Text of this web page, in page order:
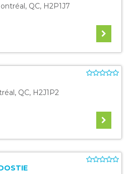
, QC, H2P1J7
, QC, H2J1P2